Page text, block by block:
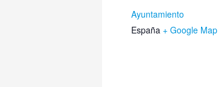
Ayuntamiento
España + Google Map